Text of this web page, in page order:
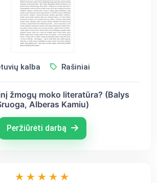
kalba Rašiniai
žmogų moko literatūra? (Balys
Alberas Kamiu)
Peržiūrėti darbą